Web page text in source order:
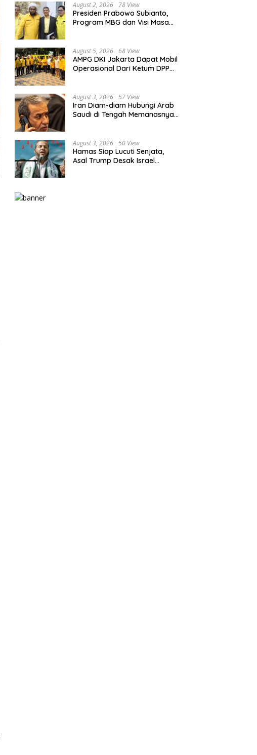
August 2, 2026 78 View
Presiden Prabowo Subianto,
Program MBG dan Visi Masa
August 5, 2026 68 View
AMPG DKI Jakarta Dapat Mobil
Operasional Dari Ketum DPP
August 3, 2026 57 View
Iran Diam-diam Hubungi Arab
Saudi di Tengah Memanasnya
August 3, 2026 50 View
Hamas Siap Lucuti Senjata,
Asal Trump Desak Israel